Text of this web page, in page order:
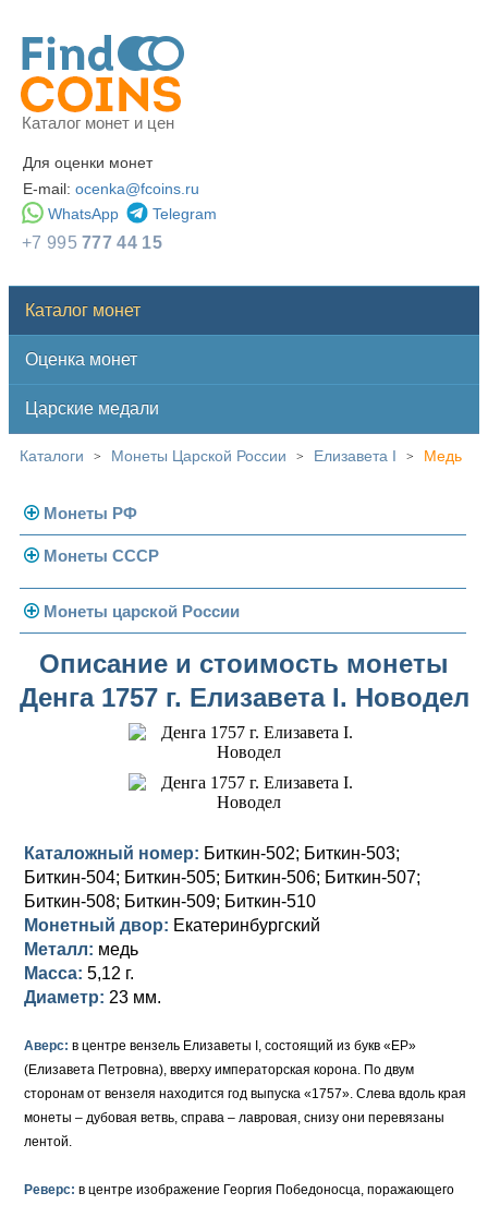
Каталог монет и цен
Для оценки монет
E-mail: ocenka@fcoins.ru
WhatsApp
Telegram
+7 995777 44 15
Каталог монет
Оценка монет
Царские медали
Каталоги > Монеты Царской России > Елизавета I > Медь
Монеты РФ
Современная Россия
Монеты 1991-1993 гг.
Монеты СССР
Погодовка СССР
Монеты 1958 года
Золотые червонцы
Памятные и юбилейные
Монеты царской России
Николай II (1894-1917)
Золото
Для Финляндии
Памятные и донативные
Александр III (1881-1894)
Для Финляндии
Памятные и донативные
Александр II (1855-1881)
Медь
Для Финляндии
Памятные и донативные
Николай I (1825-1855)
Серебро
Медь
Для Грузии
Памятные и донативные
Золото
Серебро
Медь
Павел I (1796-1801)
Золото
Серебро
Екатерина II (1762-1796)
Золото
Сибирские монеты
Для Молдавии и Валахии
Таврические монеты
Петр III (1762)
Серебро
Медь
Для Пруссии
Иоанн Антонович (1740-1741)
Анна Иоанновна (1730-1740)
Петр II (1727-1730)
Екатерина I (1725-1727)
Описание и стоимость монеты
Денга 1757 г. Елизавета I. Новодел
Каталожный номер: Биткин-502; Биткин-503;
Биткин-504; Биткин-505; Биткин-506; Биткин-507;
Биткин-508; Биткин-509; Биткин-510
Монетный двор: Екатеринбургский
Металл: медь
Масса: 5,12 г.
Диаметр: 23 мм.
Аверс: в центре вензель Елизаветы I, состоящий из букв «EP»
(Елизавета Петровна), вверху императорская корона. По двум
сторонам от вензеля находится год выпуска «1757». Слева вдоль края
монеты – дубовая ветвь, справа – лавровая, снизу они перевязаны
лентой.
Реверс: в центре изображение Георгия Победоносца, поражающего